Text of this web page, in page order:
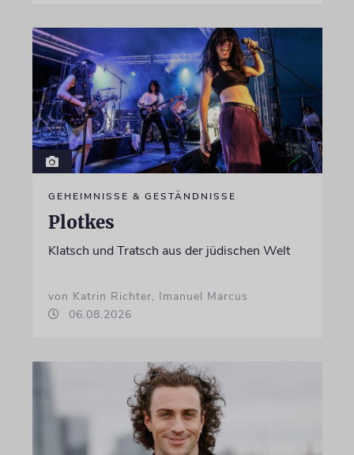
GEHEIMNISSE & GESTÄNDNISSE
Plotkes
Klatsch und Tratsch aus der jüdischen Welt
von Katrin Richter, Imanuel Marcus
06.08.2026